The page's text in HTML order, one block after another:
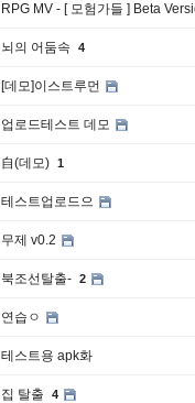
RPG MV - [ 모험가들 ] Beta
뇌의 어둠속 4
[데모]이스트루먼
업로드테스트 데모
自(데모) 1
테스트업로드으
무제 v0.2
북조선탈출- 2
연습ㅇ
테스트용 apk화
집 탈출 4
북5
북5